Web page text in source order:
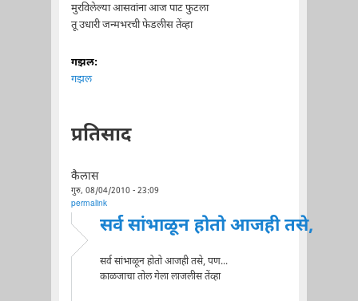
मुरविलेल्या आसवांना आज पाट फुटला
तू उधारी जन्मभरची फेडलीस तेंव्हा
गझल:
गझल
प्रतिसाद
कैलास
गुरु, 08/04/2010 - 23:09
permalink
सर्व सांभाळून होतो आजही तसे,
सर्व सांभाळून होतो आजही तसे, पण...
काळजाचा तोल गेला लाजलीस तेंव्हा